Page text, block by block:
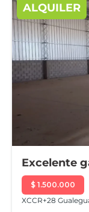
ALQUILER
Excelente
Acceso Sur
$ 1.500.000
XCCR+28